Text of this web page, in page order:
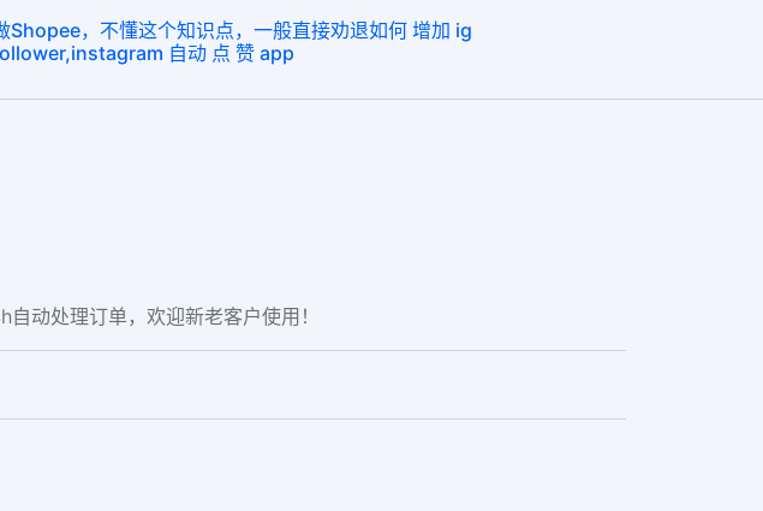
Shopee，不懂这个知识点，一般直接劝退如何 增加 ig
自动 点 赞 app
动处理订单，欢迎新老客户使用！